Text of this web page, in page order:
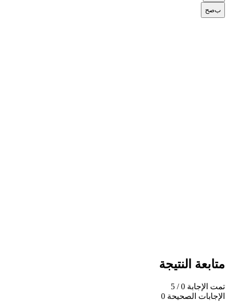
بصح
متابعة النتيجة
تمت الإجابة 0
/ 5
الإجابات الصحيحة 0